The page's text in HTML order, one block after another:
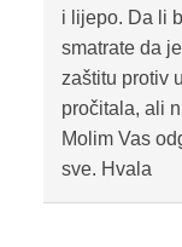
i lijepo. Da li
smatrate da
zaštitu protiv
pročitala, ali
Molim Vas
sve. Hvala